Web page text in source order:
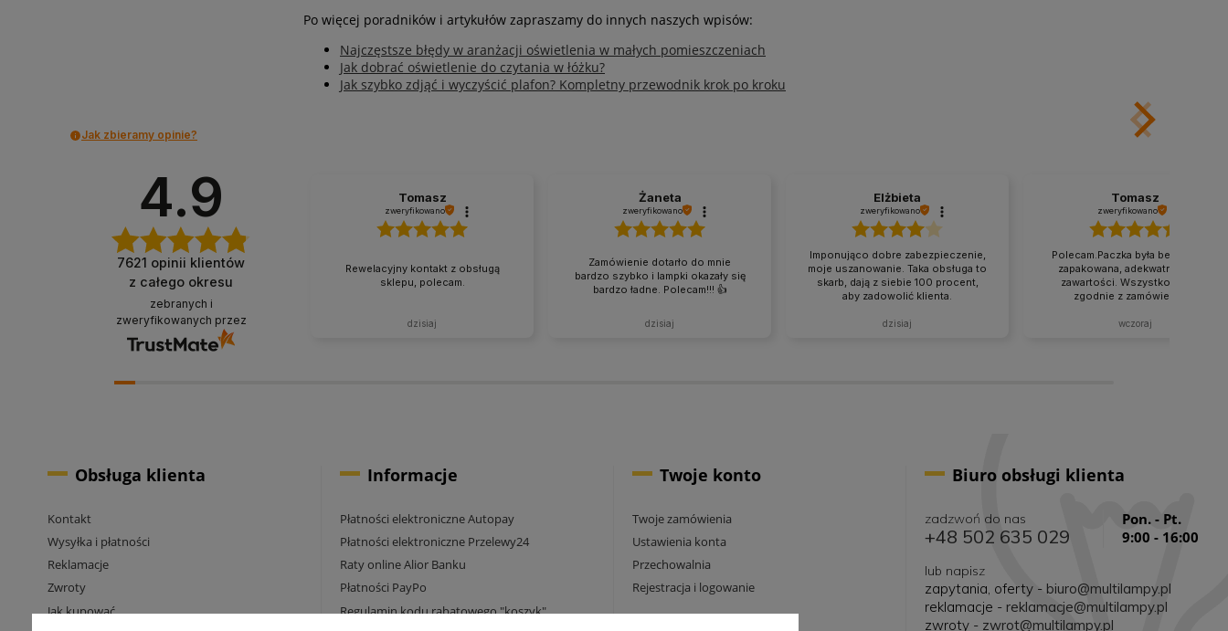
Po więcej poradników i artykułów zapraszamy do innych naszych wpisów:
Najczęstsze błędy w aranżacji oświetlenia w małych pomieszczeniach
Jak dobrać oświetlenie do czytania w łóżku?
Jak szybko zdjąć i wyczyścić plafon? Kompletny przewodnik krok po kroku
Jak zbieramy opinie?
4.9
7621 opinii klientów
z całego okresu
zebranych i
zweryfikowanych przez
Tomasz
zweryfikowano
Rewelacyjny kontakt z obsługą
sklepu, polecam.
dzisiaj
Żaneta
zweryfikowano
Zamówienie dotarło do mnie
bardzo szybko i lampki okazały się
bardzo ładne. Polecam!!! 👍️
dzisiaj
Elżbieta
zweryfikowano
Imponująco dobre zabezpieczenie,
moje uszanowanie. Taka obsługa to
skarb, dają z siebie 100 procent,
aby zadowolić klienta.
dzisiaj
Tomasz
zweryfikowano
Polecam.Paczka była bezpiecznie
zapakowana, adekwatnie do jej
zawartości. Wszystko dotarło
zgodnie z zamówieniem.
wczoraj
Obsługa klienta
Kontakt
Wysyłka i płatności
Reklamacje
Zwroty
Jak kupować
Informacje
Płatności elektroniczne Autopay
Płatności elektroniczne Przelewy24
Raty online Alior Banku
Płatności PayPo
Regulamin kodu rabatowego "koszyk"
Twoje konto
Twoje zamówienia
Ustawienia konta
Przechowalnia
Rejestracja i logowanie
Biuro obsługi klienta
zadzwoń do nas
+48 502 635 029
Pon. - Pt.
9:00 - 16:00
lub napisz
zapytania, oferty - biuro@multilampy.pl
reklamacje - reklamacje@multilampy.pl
zwroty - zwrot@multilampy.pl